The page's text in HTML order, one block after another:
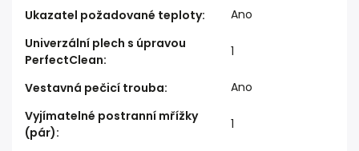
Ukazatel požadované teploty:
Ano
Univerzální plech s úpravou
PerfectClean:
1
Vestavná pečicí trouba:
Ano
Vyjímatelné postranní mřížky
(pár):
1